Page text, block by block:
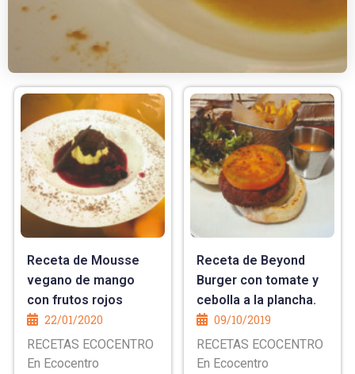
Receta de Mousse
vegano de mango
con frutos rojos
22/01/2020
RECETAS ECOCENTRO
En Ecocentro
Receta de Beyond
Burger con tomate y
cebolla a la plancha.
09/10/2019
RECETAS ECOCENTRO
En Ecocentro